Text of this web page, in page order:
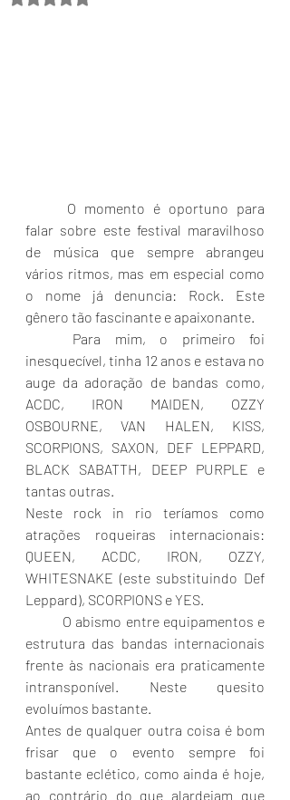
falar sobre este festival maravilhoso
de música que sempre abrangeu
vários ritmos, mas em especial como
o nome já denuncia: Rock. Este
gênero tão fascinante e apaixonante.
inesquecível, tinha 12 anos e estava no
auge da adoração de bandas como,
ACDC, IRON MAIDEN, OZZY
OSBOURNE, VAN HALEN, KISS,
SCORPIONS, SAXON, DEF LEPPARD,
BLACK SABATTH, DEEP PURPLE e
tantas outras.
Neste rock in rio teríamos como
atrações roqueiras internacionais:
QUEEN, ACDC, IRON, OZZY,
WHITESNAKE (este substituindo Def
Leppard), SCORPIONS e YES.
estrutura das bandas internacionais
frente às nacionais era praticamente
intransponível. Neste quesito
evoluímos bastante.
Antes de qualquer outra coisa é bom
frisar que o evento sempre foi
bastante eclético, como ainda é hoje,
ao contrário do que alardeiam que